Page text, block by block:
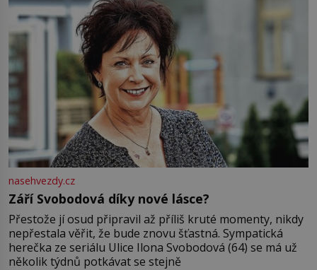
nasehvezdy.cz
Září Svobodová díky nové lásce?
Přestože jí osud připravil až příliš kruté momenty, nikdy
nepřestala věřit, že bude znovu šťastná. Sympatická
herečka ze seriálu Ulice Ilona Svobodová (64) se má už
několik týdnů potkávat se stejně